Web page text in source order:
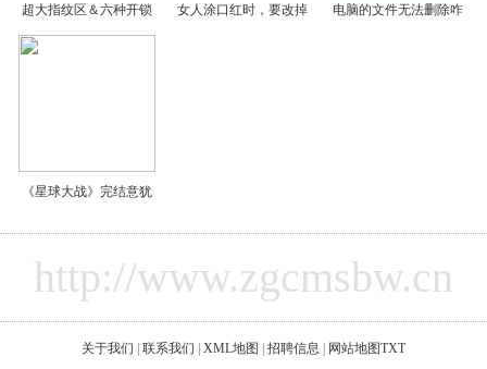
超大指纹区＆六种开锁 女人涂口红时，要改掉 电脑的文件无法删除咋
《星球大战》完结意犹
http://www.zgcmsbw.cn
关于我们 | 联系我们 | XML地图 | 招聘信息 | 网站地图TXT